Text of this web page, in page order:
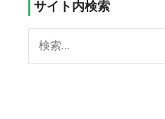
サイト内検索
索: